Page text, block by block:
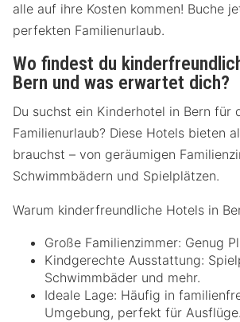
alle auf ihre Kosten kommen! Buche
perfekten Familienurlaub.
Wo findest du
Bern und was erwartet dich?
Du suchst ein Kinderhotel in Bern für
Familienurlaub? Diese Hotels bieten
brauchst – von geräumigen
Schwimmbädern und Spielplätzen.
Warum kinderfreundliche Hotels in
Große Familienzimmer: Genug
Kindgerechte Ausstattung:
Schwimmbäder und mehr.
Ideale Lage: Häufig in
Umgebung, perfekt für Ausflüge.